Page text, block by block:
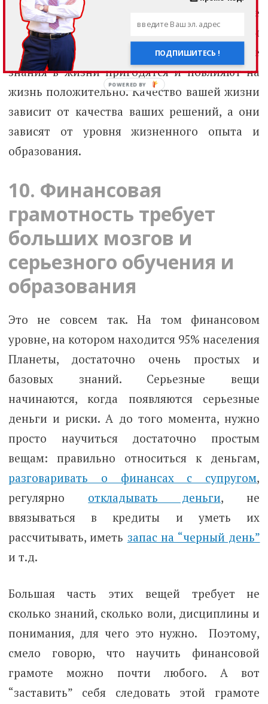
умирают, а человек деградирует. Не каждое
знание можно конвертировать в деньги
сразу же, но я глубоко убежден, что любые
знания в жизни пригодятся и повлияют на
жизнь положительно. Качество вашей жизни
зависит от качества ваших решений, а они
зависят от уровня жизненного опыта и
образования.
10. Финансовая
грамотность требует
больших мозгов и
серьезного обучения и
образования
Это не совсем так. На том финансовом
уровне, на котором находится 95% населения
Планеты, достаточно очень простых и
базовых знаний. Серьезные вещи
начинаются, когда появляются серьезные
деньги и риски. А до того момента, нужно
просто научиться достаточно простым
вещам: правильно относиться к деньгам,
разговаривать о финансах с супругом,
регулярно откладывать деньги, не
ввязываться в кредиты и уметь их
рассчитывать, иметь запас на “черный день”
и т.д.
Большая часть этих вещей требует не
сколько знаний, сколько воли, дисциплины и
понимания, для чего это нужно. Поэтому,
смело говорю, что научить финансовой
грамоте можно почти любого. А вот
“заставить” себя следовать этой грамоте
ПОДПИШИТЕСЬ !